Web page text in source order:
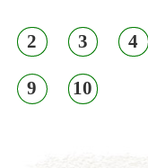
2 3 4
9 10